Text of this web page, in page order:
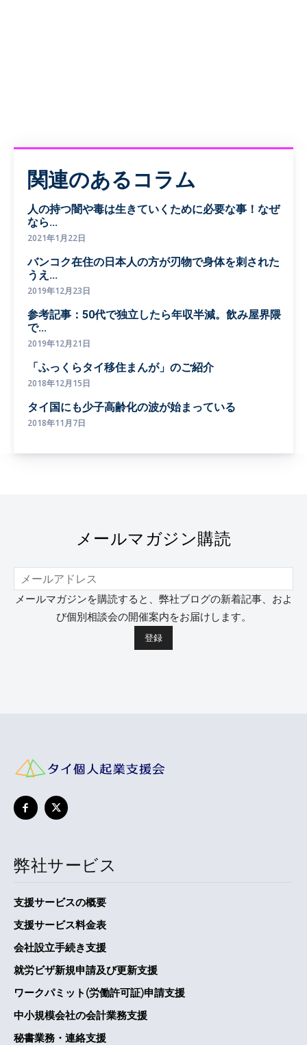
関連のあるコラム
人の持つ闇や毒は生きていくために必要な事！なぜ
なら...
2021年1月22日
バンコク在住の日本人の方が刃物で身体を刺された
うえ...
2019年12月23日
参考記事：50代で独立したら年収半減。飲み屋界隈
で...
2019年12月21日
「ふっくらタイ移住まんが」のご紹介
2018年12月15日
タイ国にも少子高齢化の波が始まっている
2018年11月7日
メールマガジン購読
メールマガジンを購読すると、弊社ブログの新着記事、およ
び個別相談会の開催案内をお届けします。
弊社サービス
支援サービスの概要
支援サービス料金表
会社設立手続き支援
就労ビザ新規申請及び更新支援
ワークパミット(労働許可証)申請支援
中小規模会社の会計業務支援
秘書業務・連絡支援